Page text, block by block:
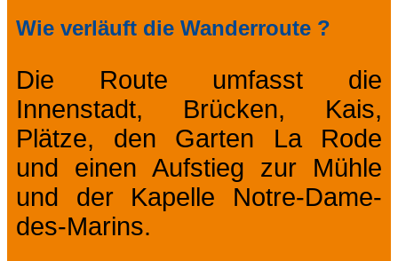
Wie verläuft die Wanderroute ?
Die Route umfasst die
Innenstadt, Brücken, Kais,
Plätze, den Garten La Rode
und einen Aufstieg zur Mühle
und der Kapelle Notre-Dame-
des-Marins.